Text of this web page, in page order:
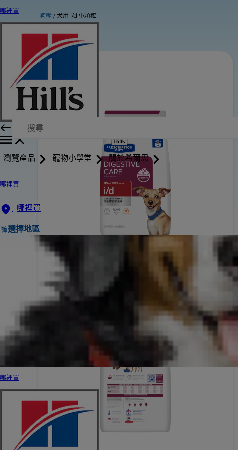
哪裡買
瀏覽產品 寵物小學堂 關於希爾思
哪裡買
哪裡買
選擇地區
哪裡買
狗糧 犬用 i/d 小顆粒